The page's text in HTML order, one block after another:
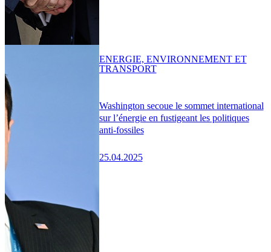
Washington secoue le sommet international
sur l’énergie en fustigeant les politiques
anti-fossiles
25.04.2025
ENERGIE, ENVIRONNEMENT ET
TRANSPORT